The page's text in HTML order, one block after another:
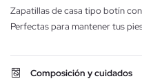
Zapatillas de casa tipo botín
Perfectas para mantener tus
Composición y cuidados